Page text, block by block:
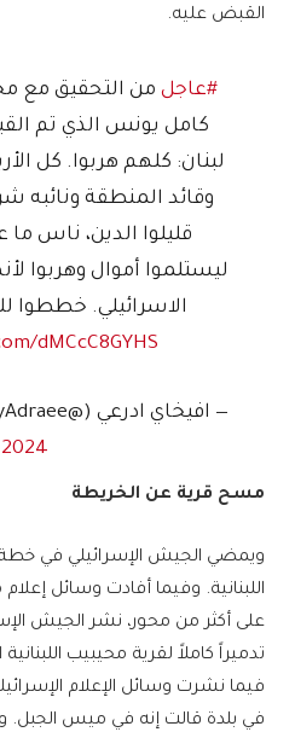
القبض عليه.
#عاجل من التحقيق مع
كامل يونس الذي تم
لبنان: كلهم هربوا. كل
وقائد المنطقة ونائبه
قليلوا الدين، ناس ما
ليستلموا أموال وهربوا
الاسرائيلي. خططوا
dMCcC8GYHS
— افيخاي ادرعي (@AvichayAdraee)
2024
مسح قرية عن الخريطة
ويمضي الجيش الإسرائيلي في خطة
اللبنانية. وفيما أفادت وسائل
على أكثر من محور، نشر الجيش
تدميراً كاملاً لقرية محيبيب
فيما نشرت وسائل الإعلام